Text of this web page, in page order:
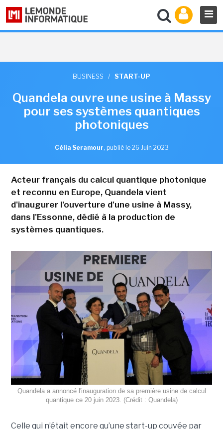
BUSINESS / START-UP
Quandela ouvre une usine à Massy
pour ses systèmes quantiques
photoniques
Célia Seramour, publié le 26 Juin 2023
Acteur français du calcul quantique photonique
et reconnu en Europe, Quandela vient
d'inaugurer l'ouverture d'une usine à Massy,
dans l'Essonne, dédié à la production de
systèmes quantiques.
Quandela a annoncé l'inauguration de sa première usine de calcul
quantique ce 20 juin 2023. (Crédit : Quandela)
Celle qui n’était encore qu’une start-up couvée par